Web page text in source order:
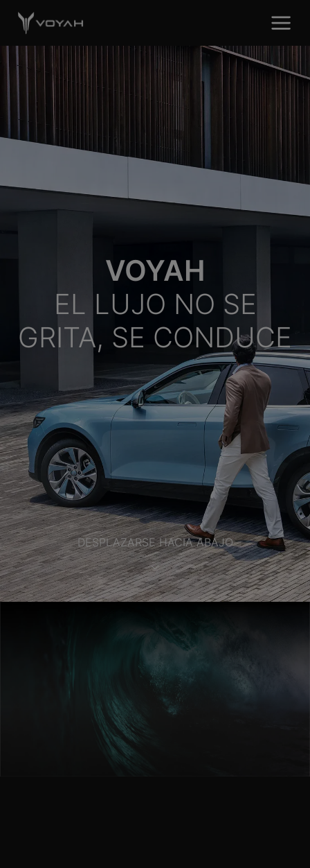
VOYAH
EL LUJO NO SE
GRITA, SE CONDUCE
DESPLAZARSE HACIA ABAJO